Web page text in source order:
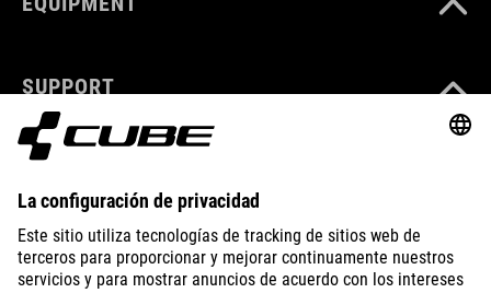
SUPPORT
ABOUT US
EXPLORE